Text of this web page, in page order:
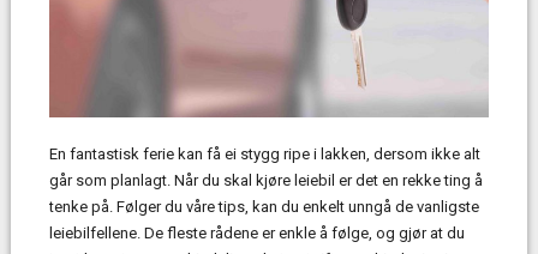
En fantastisk ferie kan få ei stygg ripe i lakken, dersom ikke alt
går som planlagt. Når du skal kjøre leiebil er det en rekke ting å
tenke på. Følger du våre tips, kan du enkelt unngå de vanligste
leiebilfellene. De fleste rådene er enkle å følge, og gjør at du